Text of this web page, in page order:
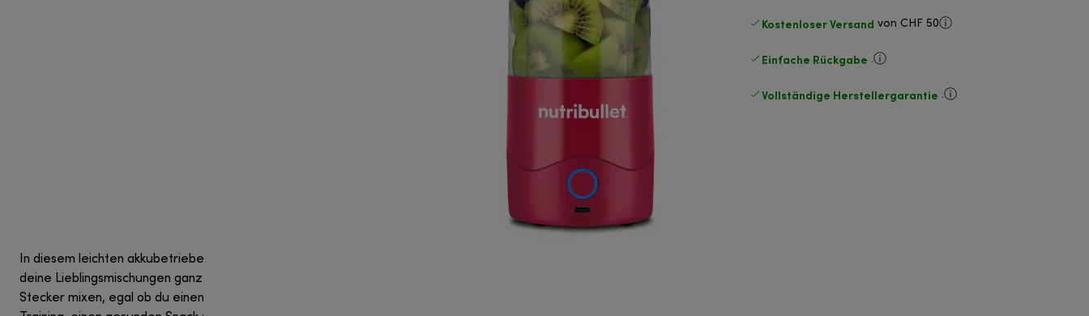
Kostenloser Versand von CHF 50
Einfache Rückgabe .
Vollständige Herstellergarantie .
In diesem leichten akkubetriebenen Gerät kannst du
deine Lieblingsmischungen ganze ohne Kabel oder
Stecker mixen, egal ob du einen Proteinshake nach dem